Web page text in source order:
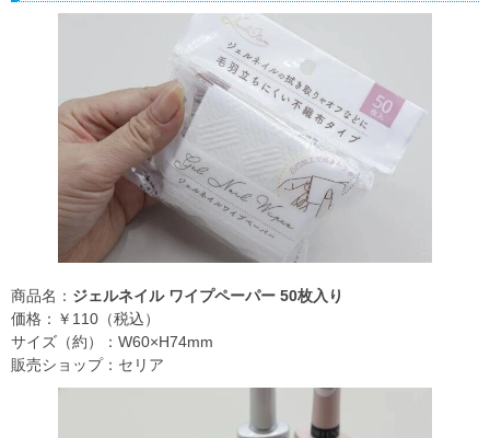
商品名： ジェルネイル ワイプペーパー 50枚入り
価格：￥110（税込）
サイズ（約）：W60×H74mm
販売ショップ：セリア